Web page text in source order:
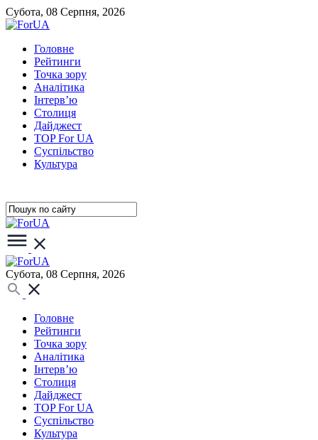
Субота, 08 Серпня, 2026
Головне
Рейтинги
Точка зору
Аналітика
Інтерв’ю
Столиця
Дайджест
TOP For UA
Суспiльство
Культура
Субота, 08 Серпня, 2026
Головне
Рейтинги
Точка зору
Аналітика
Інтерв’ю
Столиця
Дайджест
TOP For UA
Суспiльство
Культура